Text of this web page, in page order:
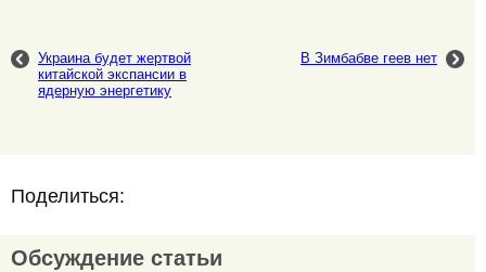
Украина будет жертвой
китайской экспансии в
ядерную энергетику
В Зимбабве геев нет
Поделиться:
Обсуждение статьи